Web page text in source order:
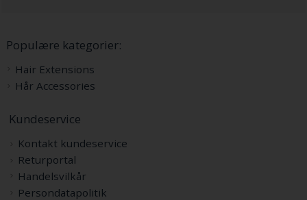
Populære kategorier:
Hair Extensions
Hår Accessories
Kundeservice
Kontakt kundeservice
Returportal
Handelsvilkår
Persondatapolitik